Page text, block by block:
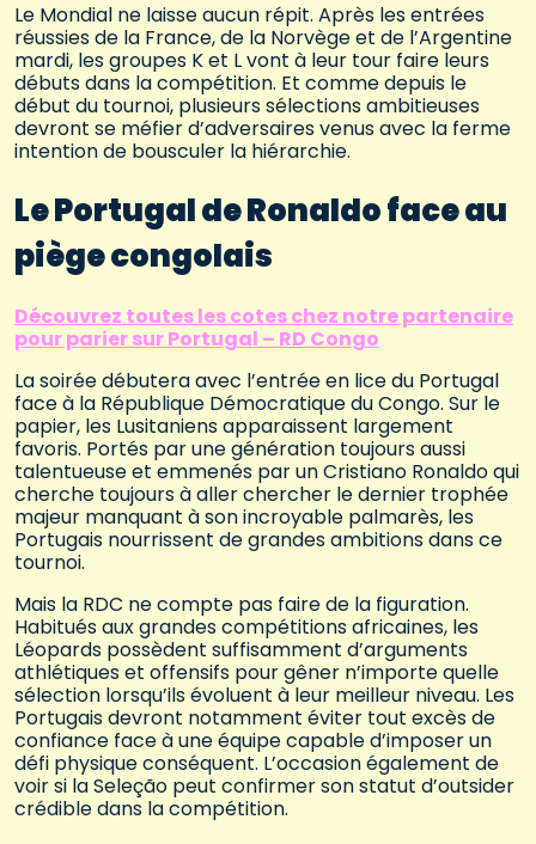
Le Mondial ne laisse aucun répit. Après les entrées
réussies de la France, de la Norvège et de l’Argentine
mardi, les groupes K et L vont à leur tour faire leurs
débuts dans la compétition. Et comme depuis le
début du tournoi, plusieurs sélections ambitieuses
devront se méfier d’adversaires venus avec la ferme
intention de bousculer la hiérarchie.
Le Portugal de Ronaldo face au
piège congolais
Découvrez toutes les cotes chez notre partenaire
pour parier sur Portugal – RD Congo
La soirée débutera avec l’entrée en lice du Portugal
face à la République Démocratique du Congo. Sur le
papier, les Lusitaniens apparaissent largement
favoris. Portés par une génération toujours aussi
talentueuse et emmenés par un Cristiano Ronaldo qui
cherche toujours à aller chercher le dernier trophée
majeur manquant à son incroyable palmarès, les
Portugais nourrissent de grandes ambitions dans ce
tournoi.
Mais la RDC ne compte pas faire de la figuration.
Habitués aux grandes compétitions africaines, les
Léopards possèdent suffisamment d’arguments
athlétiques et offensifs pour gêner n’importe quelle
sélection lorsqu’ils évoluent à leur meilleur niveau. Les
Portugais devront notamment éviter tout excès de
confiance face à une équipe capable d’imposer un
défi physique conséquent. L’occasion également de
voir si la Seleção peut confirmer son statut d’outsider
crédible dans la compétition.